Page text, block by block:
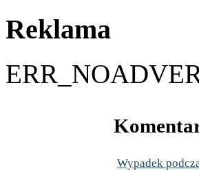
Reklama
Wypadek